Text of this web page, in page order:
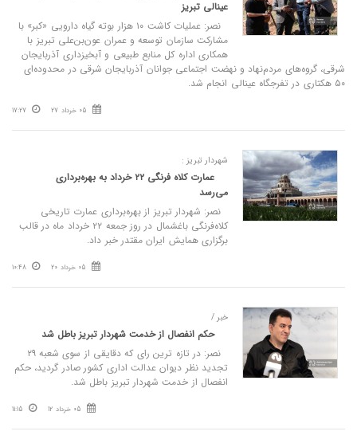
عینالی تبریز
نصر: عملیات کاشت ۱۰ هزار بوته گیاه دارویی «کبر» با
مشارکت سازمان توسعه و عمران عون‌بن‌علی تبریز با
همکاری اداره کل منابع طبیعی و آبخیزداری آذربایجان
شرقی، گروه‌های مردم‌نهاد و نهضت اجتماعی جوانان آذربایجان شرقی در محدوده‌ای
۵۰ هکتاری در تفرجگاه عینالی انجام شد.
05 خرداد 27 17:27
شهردار تبریز :
عمارت کلاه فرنگی ۲۲ خرداد به بهره‌برداری
می‌رسد
نصر: شهردار تبریز از بهره‌برداری عمارت تاریخی
کلاه‌فرنگی باغشمال در روز جمعه ۲۲ خرداد ماه در قالب
برگزاری همایش ایران مقتدر خبر داد.
05 خرداد 20 10:48
خبر /
حکم انفصال از خدمت شهردار تبریز باطل شد
نصر: در تازه ترین رای که دقایقی از سوی شعبه ۲۹
تجدید نظر دیوان عدالت اداری کشور صادر گردید، حکم
انفصال از خدمت شهردار تبریز باطل شد.
05 خرداد 12 11:15